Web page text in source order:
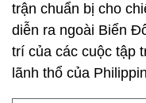
trận chuẩn bị cho
diễn ra ngoài Biển
trí của các cuộc tập
lãnh thổ của